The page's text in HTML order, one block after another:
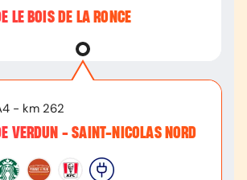
LE BOIS DE LA RONCE
- km 262
VERDUN - SAINT-NICOLAS NORD